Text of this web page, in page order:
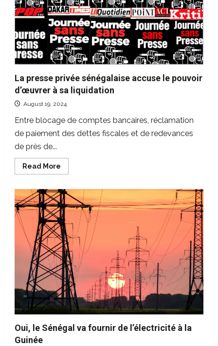
La presse privée sénégalaise accuse le pouvoir
d’œuvrer à sa liquidation
August 19, 2024
Entre blocage de comptes bancaires, réclamation
de paiement des dettes fiscales et de redevances
de près de...
Read More
more
presse
privée
sénégalaise
accuse
le
pouvoir
d’œuvrer
à
sa
liquidation
Oui, le Sénégal va fournir de l’électricité à la
Guinée